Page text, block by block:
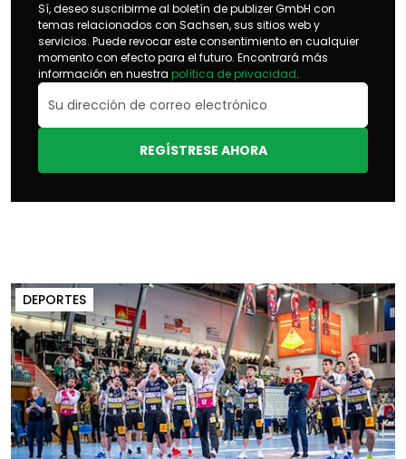
Sí, deseo suscribirme al boletín de publizer GmbH con
temas relacionados con Sachsen, sus sitios web y
servicios. Puede revocar este consentimiento en cualquier
momento con efecto para el futuro. Encontrará más
información en nuestra política de privacidad.
REGÍSTRESE AHORA
DEPORTES